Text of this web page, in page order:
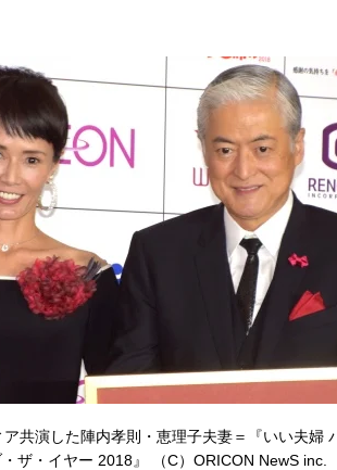
共演した陣内孝則・恵理子夫妻＝『いい夫婦
ザ・イヤー 2018』 （C）ORICON NewS inc.